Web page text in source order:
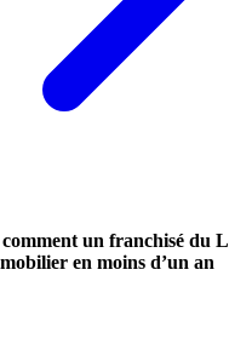
un franchisé du
en moins d’un an